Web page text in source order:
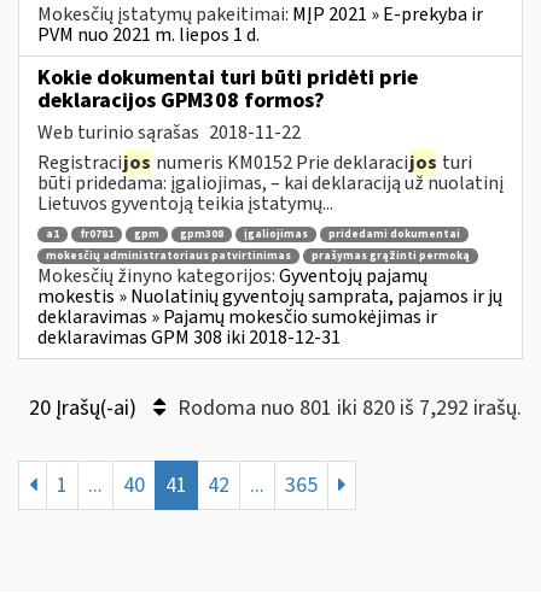
Mokesčių įstatymų pakeitimai: MĮP 2021 » E-prekyba ir
PVM nuo 2021 m. liepos 1 d.
Kokie dokumentai turi būti pridėti prie
deklaracijos GPM308 formos?
Web turinio sąrašas 2018-11-22
Registracijos numeris KM0152 Prie deklaracijos turi
būti pridedama: įgaliojimas, – kai deklaraciją už nuolatinį
Lietuvos gyventoją teikia įstatymų...
a1 fr0781 gpm gpm308 įgaliojimas
pridedami dokumentai
mokesčių administratoriaus patvirtinimas
prašymas grąžinti permoką
Mokesčių žinyno kategorijos:Gyventojų pajamų
mokestis » Nuolatinių gyventojų samprata, pajamos ir jų
deklaravimas » Pajamų mokesčio sumokėjimas ir
deklaravimas GPM 308 iki 2018-12-31
20 Įrašų(-ai) Rodoma nuo 801 iki 820 iš 7,292 irašų.
1 ... 40 41 42 ... 365